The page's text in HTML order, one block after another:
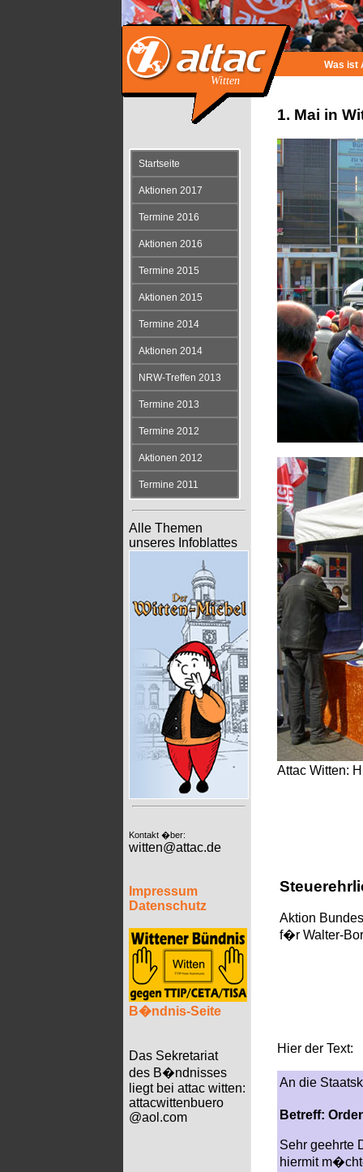
Witten
Was ist
Startseite
Aktionen 2017
Termine 2016
Aktionen 2016
Termine 2015
Aktionen 2015
Termine 2014
Aktionen 2014
NRW-Treffen 2013
Termine 2013
Termine 2012
Aktionen 2012
Termine 2011
Alle Themen
unseres Infoblattes
Kontakt �ber:
witten@attac.de
Impressum
Datenschutz
B�ndnis-Seite
Das Sekretariat
des B�ndnisses
liegt bei attac witten:
attacwittenbuero
@aol.com
1. Mai in
Attac Witten:
Aktion
f�r Walter-
Hier der Text:
An die
Betreff:
Sehr geehrte
hiermit